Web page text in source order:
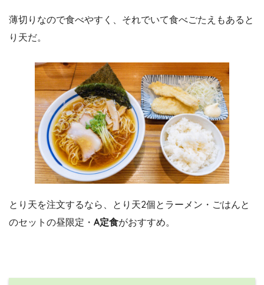
薄切りなので食べやすく、それでいて食べごたえもあると
り天だ。
とり天を注文するなら、とり天2個とラーメン・ごはんと
のセットの昼限定・ A定食がおすすめ。